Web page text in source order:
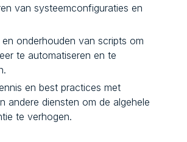
van systeemconfiguraties en
en onderhouden van scripts om
te automatiseren en te
en best practices met
andere diensten om de algehele
te verhogen.